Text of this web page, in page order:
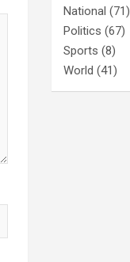
National (71)
Politics (67)
Sports (8)
World (41)